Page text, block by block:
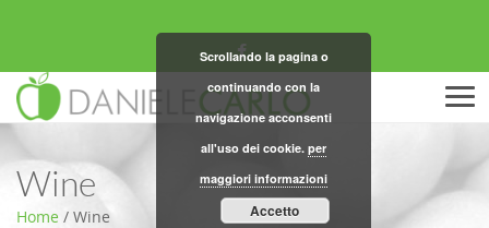
Wine
Home / Wine
Scrollando la pagina o
continuando con la
navigazione acconsenti
all'uso dei cookie. per
maggiori informazioni
Accetto